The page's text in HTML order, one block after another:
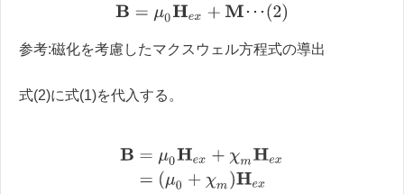
･ ･ ･
B =μ0Hex +M ･･･ (2
参考:磁化を考慮したマクスウェル方程式の導出
式(2)に式(1)を代入する。
B= μ0Hex+χ Hex=( 0+χ